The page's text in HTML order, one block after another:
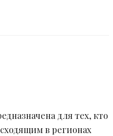
для тех, кто
в регионах